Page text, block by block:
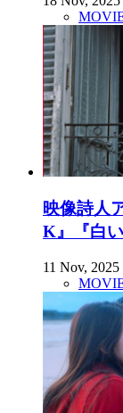
映像詩人
K』『白
11 Nov, 2025